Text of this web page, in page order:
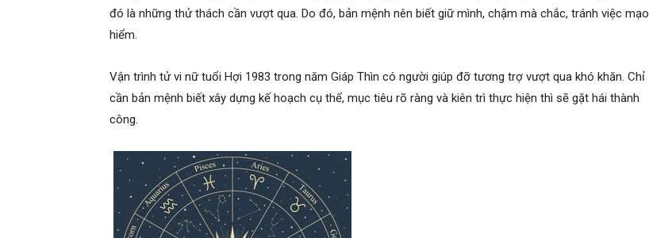
đó là những thử thách cần vượt qua. Do đó, bản mệnh nên biết giữ mình, chậm mà chắc, tránh việc mạo
hiểm.
Vận trình tử vi nữ tuổi Hợi 1983 trong năm Giáp Thìn có người giúp đỡ tương trợ vượt qua khó khăn. Chỉ
cần bản mệnh biết xây dựng kế hoạch cụ thể, mục tiêu rõ ràng và kiên trì thực hiện thì sẽ gặt hái thành
công.